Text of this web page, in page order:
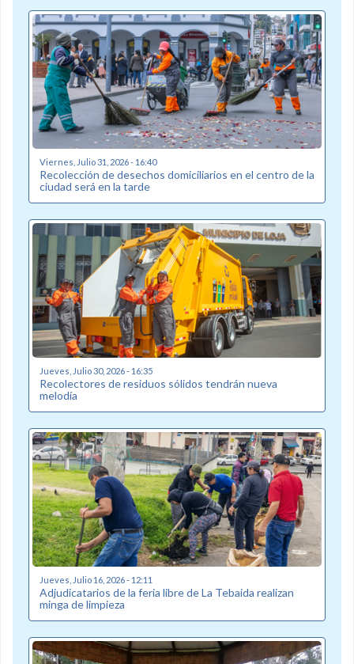
Viernes, Julio 31, 2026 - 16:40
Recolección de desechos domiciliarios en el centro de la
ciudad será en la tarde
Jueves, Julio 30, 2026 - 16:35
Recolectores de residuos sólidos tendrán nueva
melodía
Jueves, Julio 16, 2026 - 12:11
Adjudicatarios de la feria libre de La Tebaida realizan
minga de limpieza